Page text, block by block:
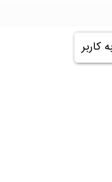
کاربر